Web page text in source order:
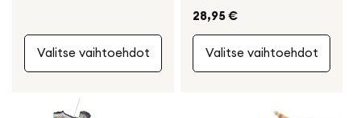
Valitse vaihtoehdot
Normaali
hinta
28,95 €
Valitse vaihtoehdot